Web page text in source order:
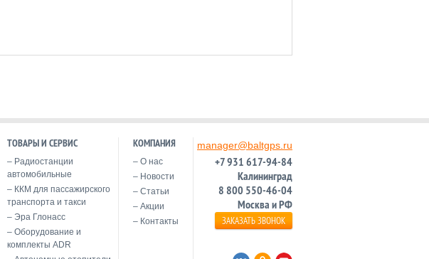
ТОВАРЫ И СЕРВИС
Радиостанции
автомобильные
ККМ для пассажирского
транспорта и такси
Эра Глонасс
Оборудование и
комплекты ADR
КОМПАНИЯ
О нас
Новости
Статьи
Акции
Контакты
manager@baltgps.ru
+7 931 617-94-84
Калининград
8 800 550-46-04
Москва и РФ
ЗАКАЗАТЬ ЗВОНОК